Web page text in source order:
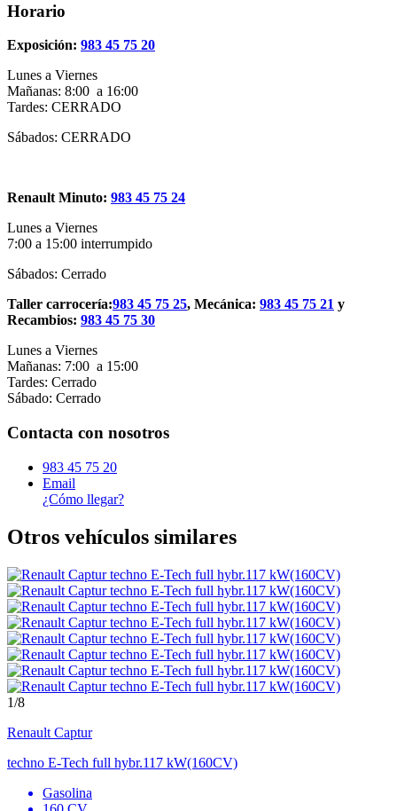
Horario
Exposición: 983 45 75 20
Lunes a Viernes
Mañanas: 8:00 a 16:00
Tardes: CERRADO
Sábados: CERRADO
Renault Minuto: 983 45 75 24
Lunes a Viernes
7:00 a 15:00 interrumpido
Sábados: Cerrado
Taller carrocería:983 45 75 25, Mecánica: 983 45 75 21 y
Recambios: 983 45 75 30
Lunes a Viernes
Mañanas: 7:00 a 15:00
Tardes: Cerrado
Sábado: Cerrado
Contacta con nosotros
983 45 75 20
Email
¿Cómo llegar?
Otros vehículos similares
1/8
Renault Captur
techno E-Tech full hybr.117 kW(160CV)
Gasolina